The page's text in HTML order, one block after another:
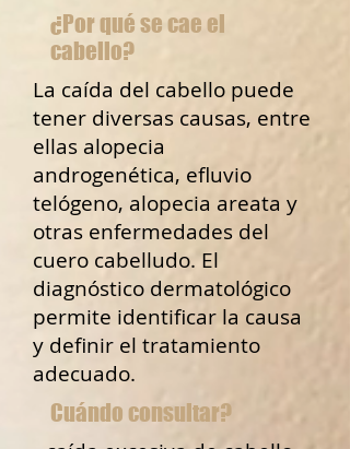
¿Por qué se cae el
cabello?
La caída del cabello puede
tener diversas causas, entre
ellas alopecia
androgenética, efluvio
telógeno, alopecia areata y
otras enfermedades del
cuero cabelludo. El
diagnóstico dermatológico
permite identificar la causa
y definir el tratamiento
adecuado.
Cuándo consultar?